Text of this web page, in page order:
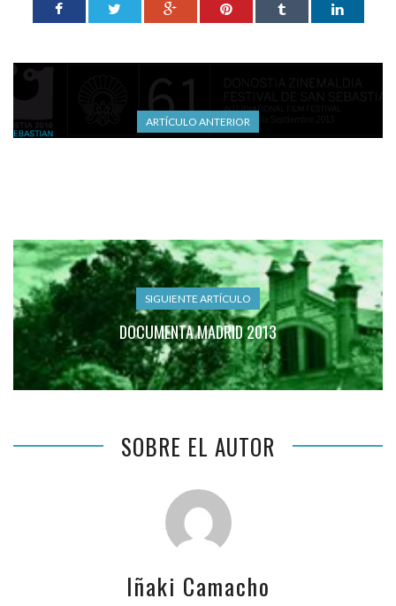
ARTÍCULO ANTERIOR
SIGUIENTE ARTÍCULO
DOCUMENTA MADRID 2013
SOBRE EL AUTOR
Iñaki Camacho